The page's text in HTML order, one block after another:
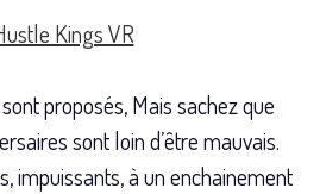
proposés, Mais sachez que
sont loin d’être mauvais.
impuissants, à un enchainement